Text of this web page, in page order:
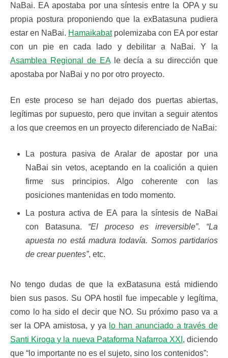
NaBai. EA apostaba por una síntesis entre la OPA y su
propia postura proponiendo que la exBatasuna pudiera
estar en NaBai. Hamaikabatpolemizaba con EA por estar
con un pie en cada lado y debilitar a NaBai. Y la
Asamblea Regional de EAle decía a su dirección que
apostaba por NaBai y no por otro proyecto.
En este proceso se han dejado dos puertas abiertas,
legítimas por supuesto, pero que invitan a seguir atentos
a los que creemos en un proyecto diferenciado de NaBai:
La postura pasiva de Aralar de apostar por una
NaBai sin vetos, aceptando en la coalición a quien
firme sus principios. Algo coherente con las
posiciones mantenidas en todo momento.
La postura activa de EA para la síntesis de NaBai
con Batasuna. “El proceso es irreversible”. “La
apuesta no está madura todavía. Somos partidarios
de crear puentes”, etc.
No tengo dudas de que la exBatasuna está midiendo
bien sus pasos. Su OPA hostil fue impecable y legítima,
como lo ha sido el decir que NO. Su próximo paso va a
ser la OPA amistosa, y ya lo han anunciado a través de
Santi Kiroga y la nueva Pataforma Nafarroa XXI , diciendo
que “lo importante no es el sujeto, sino los contenidos”: